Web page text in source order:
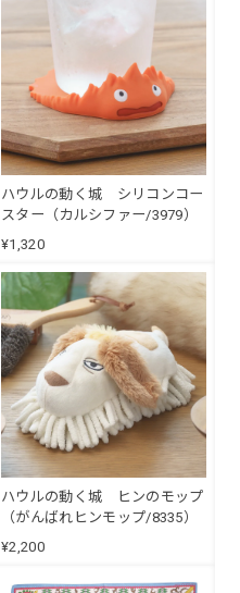
ハウルの動く城 シリコンコー
スター（カルシファー/3979）
¥1,320
ハウルの動く城 ヒンのモップ
（がんばれヒンモップ/8335）
¥2,200